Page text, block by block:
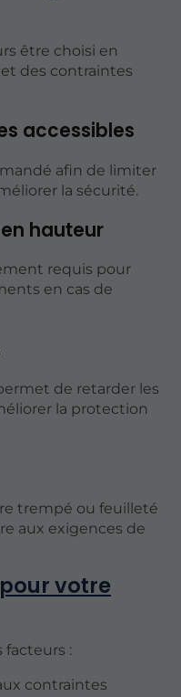
être choisi en
des contraintes
accessibles
afin de limiter
la sécurité.
hauteur
requis pour
en cas de
de retarder les
la protection
trempé ou feuilleté
aux exigences de
votre
facteurs :
contraintes